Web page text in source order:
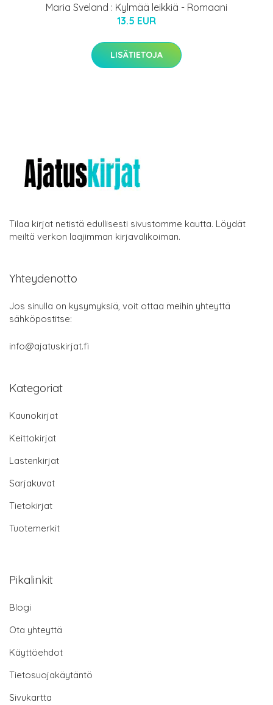
Maria Sveland : Kylmää leikkiä - Romaani
13.5 EUR
LISÄTIETOJA
Tilaa kirjat netistä edullisesti sivustomme kautta. Löydät
meiltä verkon laajimman kirjavalikoiman.
Yhteydenotto
Jos sinulla on kysymyksiä, voit ottaa meihin yhteyttä
sähköpostitse:
info@ajatuskirjat.fi
Kategoriat
Kaunokirjat
Keittokirjat
Lastenkirjat
Sarjakuvat
Tietokirjat
Tuotemerkit
Pikalinkit
Blogi
Ota yhteyttä
Käyttöehdot
Tietosuojakäytäntö
Sivukartta